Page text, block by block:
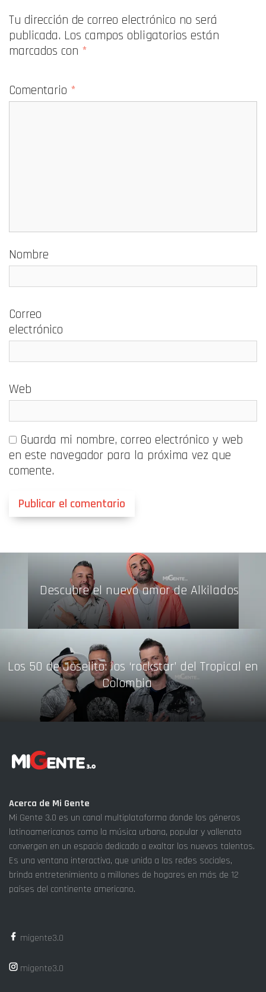
Tu dirección de correo electrónico no será
publicada. Los campos obligatorios están
marcados con *
Comentario *
Nombre
Correo
electrónico
Web
Guarda mi nombre, correo electrónico y web
en este navegador para la próxima vez que
comente.
Descubre el nuevo amor de Alkilados
Los 50 de Joselito: los ‘rockstar’ del Tropical en
Colombia
Acerca de Mi Gente
Mi Gente 3.0 es un canal multiplataforma donde los géneros
latinoamericanos como la música urbana, popular y vallenato
convergen en un espacio dedicado a exaltar los nuevos talentos.
Es una ventana interactiva, que unida a las redes sociales,
brinda entretenimiento a millones de hogares en más de 12
países del continente americano.
migente3.0
migente3.0